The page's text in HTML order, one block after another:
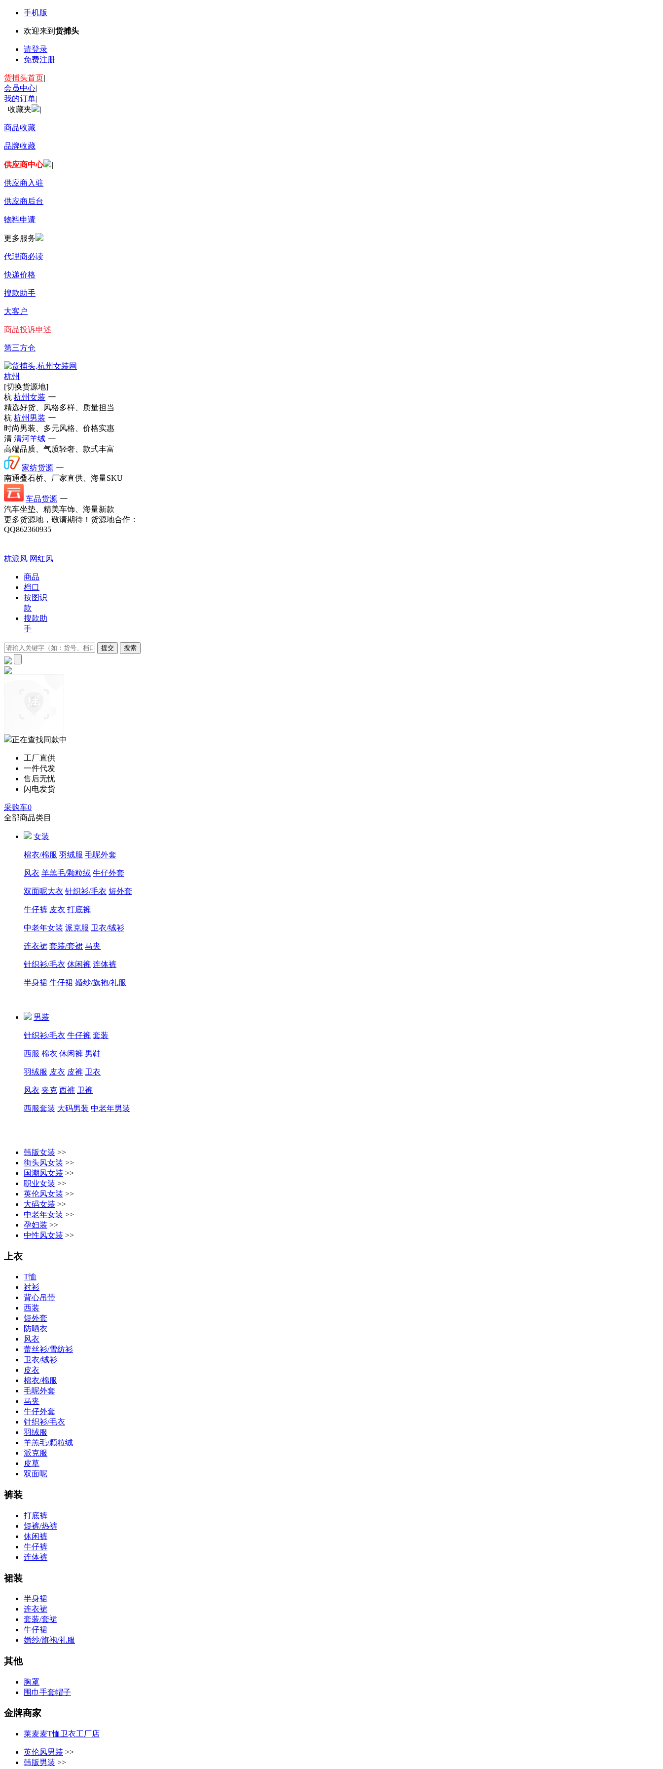
手机版
欢迎来到 货捕头
请登录
免费注册
货捕头首页|
会员中心|
我的订单|
收藏夹
|
商品收藏
品牌收藏
供应商中心 |
供应商入驻
供应商后台
物料申请
更多服务
代理商必读
快递价格
搜款助手
大客户
商品投诉申述
第三方仓
杭州
[切换货源地]
杭 杭州女装 一
精选好货、风格多样、质量担当
杭 杭州男装 一
时尚男装、多元风格、价格实惠
清 清河羊绒 一
高端品质、气质轻奢、款式丰富
家纺货源 一
南通叠石桥、厂家直供、海量SKU
车品货源 一
汽车坐垫、精美车饰、海量新款
更多货源地，敬请期待！ 货源地合作：
QQ862360935
杭派风 网红风
商品
档口
按图识
款
搜款助
手
正在查找同款中
工厂直供
一件代发
售后无忧
闪电发货
采购车0
全部商品类目
女装
棉衣/棉服 羽绒服 毛呢外套
风衣 羊羔毛/颗粒绒 牛仔外套
双面呢大衣 针织衫/毛衣 短外套
牛仔裤 皮衣 打底裤
中老年女装 派克服 卫衣/绒衫
连衣裙 套装/套裙 马夹
针织衫/毛衣 休闲裤 连体裤
半身裙 牛仔裙 婚纱/旗袍/礼服
男装
针织衫/毛衣 牛仔裤 套装
西服 棉衣 休闲裤 男鞋
羽绒服 皮衣 皮裤 卫衣
风衣 夹克 西裤 卫裤
西服套装 大码男装 中老年男装
韩版女装 >>
街头风女装 >>
国潮风女装 >>
职业女装 >>
英伦风女装 >>
大码女装 >>
中老年女装 >>
孕妇装 >>
中性风女装 >>
上衣
T恤
衬衫
背心吊带
西装
短外套
防晒衣
风衣
蕾丝衫/雪纺衫
卫衣/绒衫
皮衣
棉衣/棉服
毛呢外套
马夹
牛仔外套
针织衫/毛衣
羽绒服
羊羔毛/颗粒绒
派克服
皮草
双面呢
裤装
打底裤
短裤/热裤
休闲裤
牛仔裤
连体裤
裙装
半身裙
连衣裙
套装/套裙
牛仔裙
婚纱/旗袍/礼服
其他
胸罩
围巾手套帽子
金牌商家
莱麦麦T恤卫衣工厂店
英伦风男装 >>
韩版男装 >>